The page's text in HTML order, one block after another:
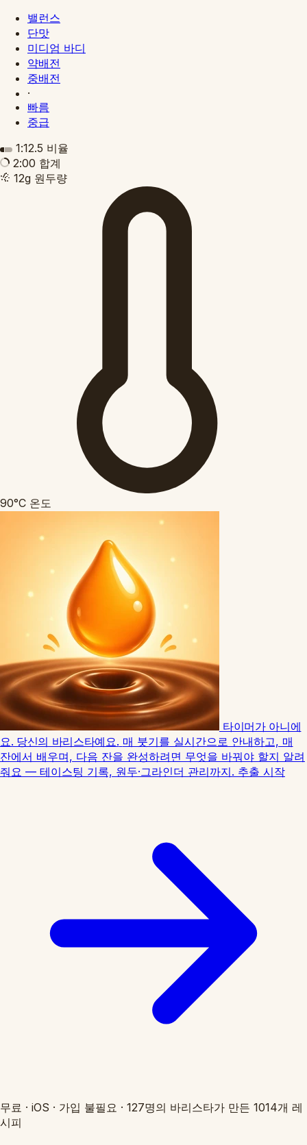
밸런스
단맛
미디엄 바디
약배전
중배전
·
빠름
중급
1:12.5 비율
2:00 합계
12g 원두량
90°C 온도
타이머가 아니에
요. 당신의 바리스타예요. 매 붓기를 실시간으로 안내하고, 매
잔에서 배우며, 다음 잔을 완성하려면 무엇을 바꿔야 할지 알려
줘요 — 테이스팅 기록, 원두·그라인더 관리까지. 추출 시작
무료 · iOS · 가입 불필요 · 127명의 바리스타가 만든 1014개 레
시피